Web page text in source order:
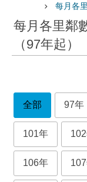
每月各
每月各里鄰
（97年起）
全部 97年
101年
106年